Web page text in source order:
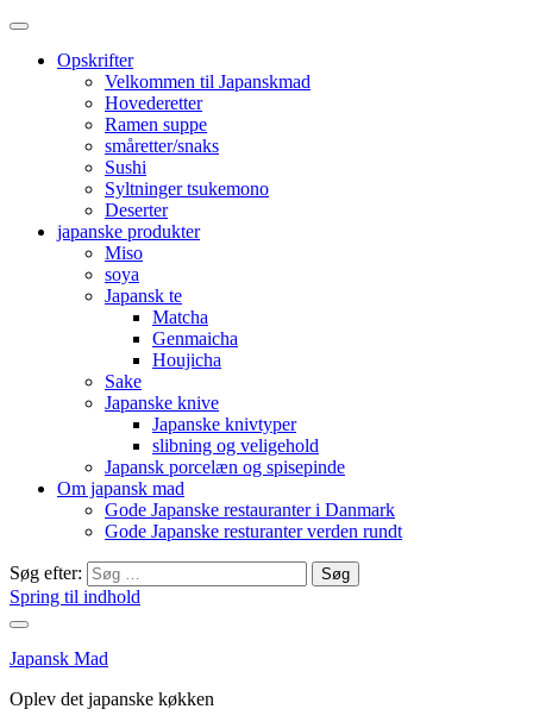
Opskrifter
Velkommen til Japanskmad
Hovederetter
Ramen suppe
småretter/snaks
Sushi
Syltninger tsukemono
Deserter
japanske produkter
Miso
soya
Japansk te
Matcha
Genmaicha
Houjicha
Sake
Japanske knive
Japanske knivtyper
slibning og veligehold
Japansk porcelæn og spisepinde
Om japansk mad
Gode Japanske restauranter i Danmark
Gode Japanske resturanter verden rundt
Søg efter:
Spring til indhold
Japansk Mad
Oplev det japanske køkken